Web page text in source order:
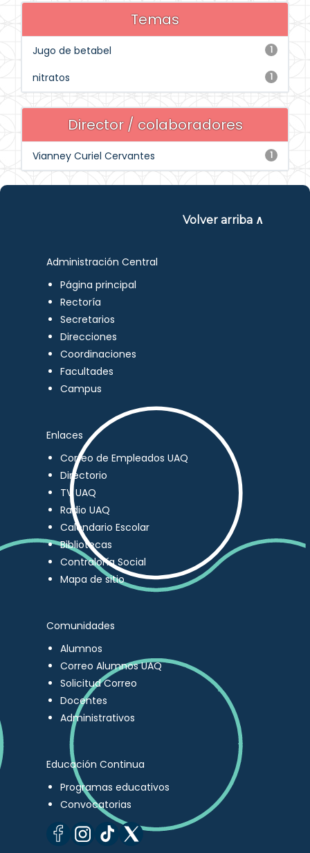
Temas
1
Jugo de betabel
1
nitratos
Director / colaboradores
1
Vianney Curiel Cervantes
Volver arriba ∧
Administración Central
Página principal
Rectoría
Secretarios
Direcciones
Coordinaciones
Facultades
Campus
Enlaces
Correo de Empleados UAQ
Directorio
TV UAQ
Radio UAQ
Calendario Escolar
Bibliotecas
Contraloría Social
Mapa de sitio
Comunidades
Alumnos
Correo Alumnos UAQ
Solicitud Correo
Docentes
Administrativos
Educación Continua
Programas educativos
Convocatorias